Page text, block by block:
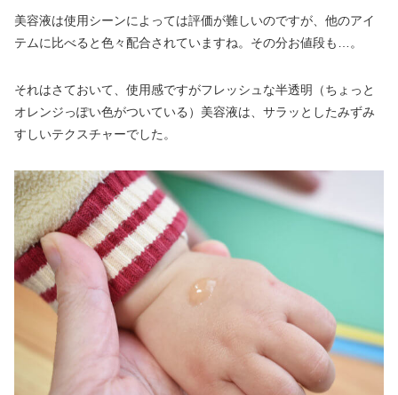
美容液は使用シーンによっては評価が難しいのですが、他のアイ
テムに比べると色々配合されていますね。その分お値段も…。
それはさておいて、使用感ですがフレッシュな半透明（ちょっと
オレンジっぽい色がついている）美容液は、サラッとしたみずみ
すしいテクスチャーでした。